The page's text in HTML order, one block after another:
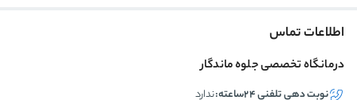
اطلاعات تماس
درمانگاه تخصصی جلوه ماندگار
نوبت دهی تلفنی ۲۴ساعته: ندارد